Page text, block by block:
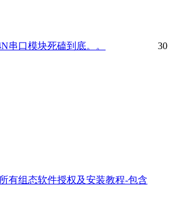
串口模块死磕到底。。
30
有组态软件授权及安装教程-包含